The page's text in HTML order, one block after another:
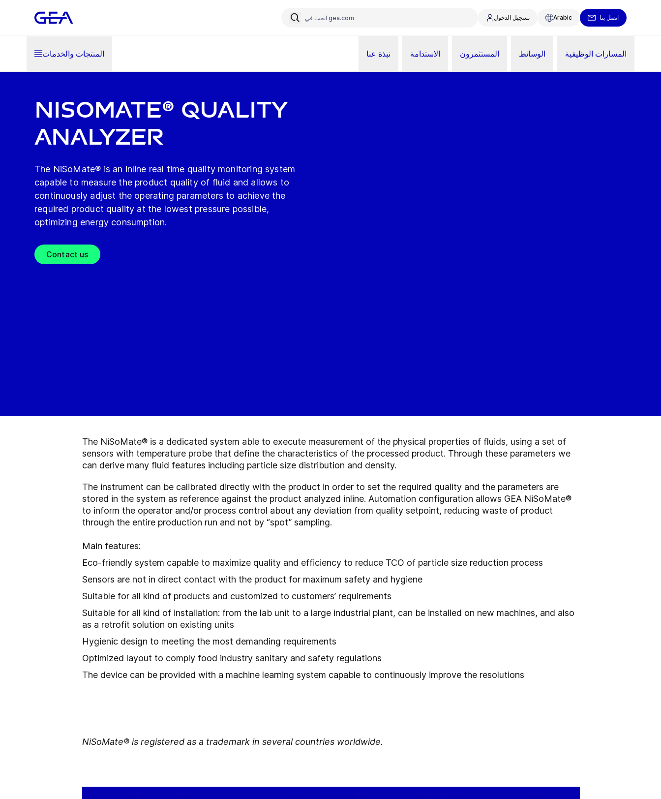
تسجيل الدخول Arabic اتصل بنا
المنتجات والخدمات نبذة عنا الاستدامة المستثمرون الوسائط المسارات الوظيفية
NiSoMate® Quality
Analyzer
The NiSoMate® is an inline real time quality monitoring system
capable to measure the product quality of fluid and allows to
continuously adjust the operating parameters to achieve the
required product quality at the lowest pressure possible,
optimizing energy consumption.
Contact us
The NiSoMate® is a dedicated system able to execute measurement of the physical properties of fluids, using a set of
sensors with temperature probe that define the characteristics of the processed product. Through these parameters we
can derive many fluid features including particle size distribution and density.
The instrument can be calibrated directly with the product in order to set the required quality and the parameters are
stored in the system as reference against the product analyzed inline. Automation configuration allows GEA NiSoMate®
to inform the operator and/or process control about any deviation from quality setpoint, reducing waste of product
through the entire production run and not by “spot” sampling.
Main features:
Eco-friendly system capable to maximize quality and efficiency to reduce TCO of particle size reduction process
Sensors are not in direct contact with the product for maximum safety and hygiene
Suitable for all kind of products and customized to customers’ requirements
Suitable for all kind of installation: from the lab unit to a large industrial plant, can be installed on new machines, and also
as a retrofit solution on existing units
Hygienic design to meeting the most demanding requirements
Optimized layout to comply food industry sanitary and safety regulations
The device can be provided with a machine learning system capable to continuously improve the resolutions
NiSoMate® is registered as a trademark in several countries worldwide.